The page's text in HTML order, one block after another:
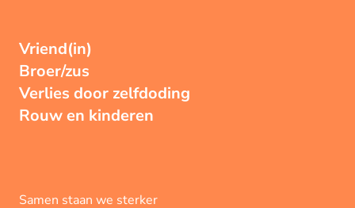
Vriend(in)
Broer/zus
Verlies door zelfdoding
Rouw en kinderen
Samen staan we sterker